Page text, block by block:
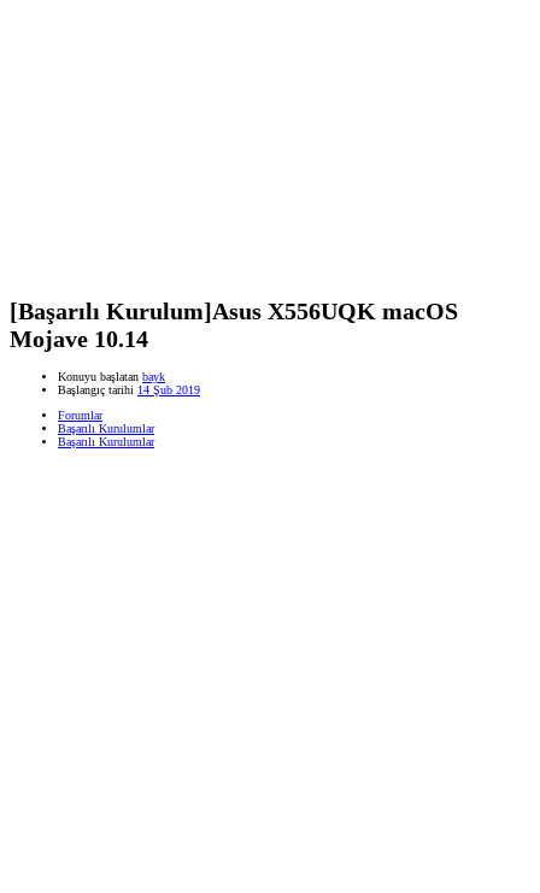
[Başarılı Kurulum]Asus X556UQK macOS
Mojave 10.14
Konuyu başlatan bayk
Başlangıç tarihi 14 Şub 2019
Forumlar
Başarılı Kurulumlar
Başarılı Kurulumlar